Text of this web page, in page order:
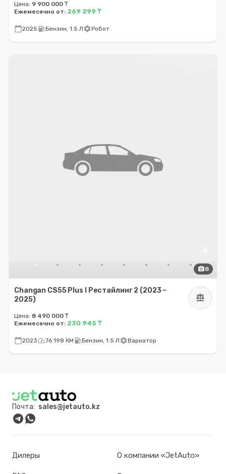
Цена: 9 900 000 ₸
Ежемесячно от: 269 299 ₸
calendar_today2025 local_gas_stationБензин, 1.5 ЛsettingsРобот
photo_camera8
Changan CS55 Plus I Рестайлинг 2 (2023 –
2025)
balance
Цена: 8 490 000 ₸
Ежемесячно от: 230 945 ₸
calendar_today2023speed76 198 КМ local_gas_stationБензин, 1.5 ЛsettingsВариатор
Почта: sales@jetauto.kz
Дилеры О компании «JetAuto»